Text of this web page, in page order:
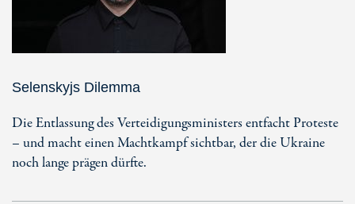
Selenskyjs Dilemma
Die Entlassung des Verteidigungsministers entfacht Proteste
– und macht einen Machtkampf sichtbar, der die Ukraine
noch lange prägen dürfte.